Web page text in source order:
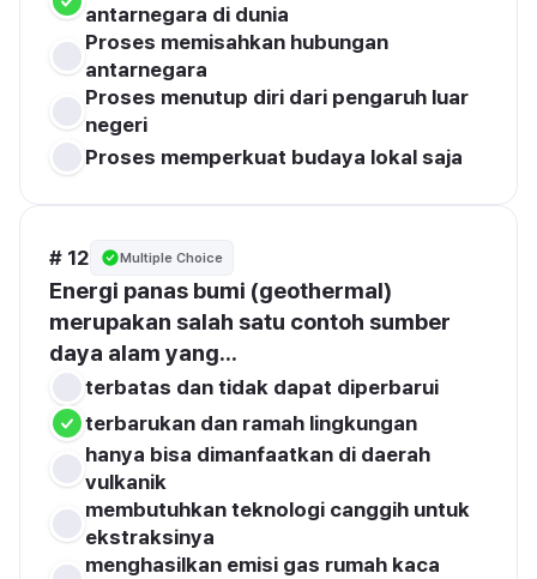
antarnegara di dunia
Proses memisahkan hubungan
antarnegara
Proses menutup diri dari pengaruh luar
negeri
Proses memperkuat budaya lokal saja
# 12 Multiple Choice
Energi panas bumi (geothermal)
merupakan salah satu contoh sumber
daya alam yang...
terbatas dan tidak dapat diperbarui
terbarukan dan ramah lingkungan
hanya bisa dimanfaatkan di daerah
vulkanik
membutuhkan teknologi canggih untuk
ekstraksinya
menghasilkan emisi gas rumah kaca